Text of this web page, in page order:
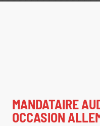
MANDATAIRE
OCCASION